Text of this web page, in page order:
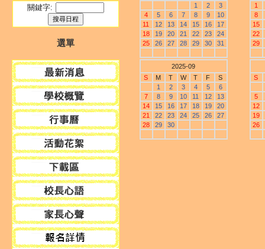
關鍵字:
選單
1
2
3
4
5 6 7 8 9
10
11
12 13 14 15 16
17
18
19 20 21 22 23
24
25
26 27 28 29 30 31
1
8
15
22
29
2025-09
S
M T W T F
S
1
2 3 4 5
6
7
8 9 10 11 12
13
14
15 16 17 18 19
20
21
22 23 24 25 26
27
28
29 30
S
5
12
19
26